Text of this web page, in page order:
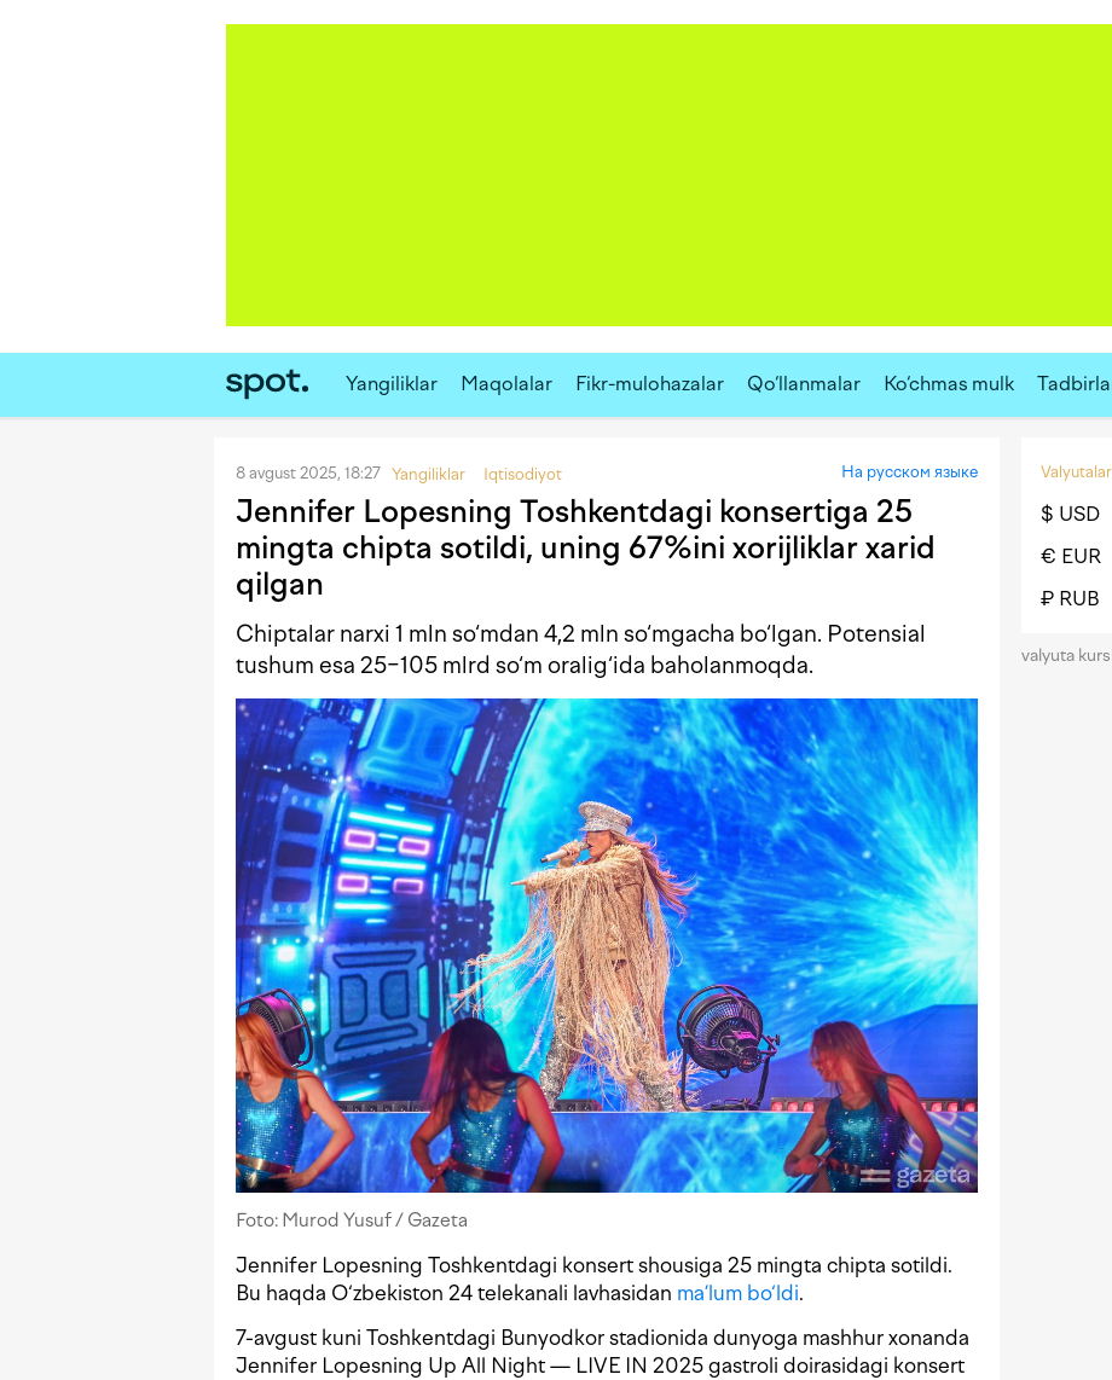
Yangiliklar Maqolalar Fikr-mulohazalar Qo‘llanmalar Ko‘chmas mulk
8 avgust 2025, 18:27 Yangiliklar Iqtisodiyot На русском языке
Jennifer Lopesning Toshkentdagi konsertiga 25
mingta chipta sotildi, uning 67%ini xorijliklar xarid
qilgan
Chiptalar narxi 1 mln so‘mdan 4,2 mln so‘mgacha bo‘lgan. Potensial
tushum esa 25−105 mlrd so‘m oralig‘ida baholanmoqda.
Foto: Murod Yusuf / Gazeta
Jennifer Lopesning Toshkentdagi konsert shousiga 25 mingta chipta sotildi.
Bu haqda O‘zbekiston 24 telekanali lavhasidan ma’lum bo‘ldi.
7-avgust kuni Toshkentdagi Bunyodkor stadionida dunyoga mashhur xonanda
Jennifer Lopesning Up All Night — LIVE IN 2025 gastroli doirasidagi konsert
$ USD
€ EUR
₽ RUB
valyuta